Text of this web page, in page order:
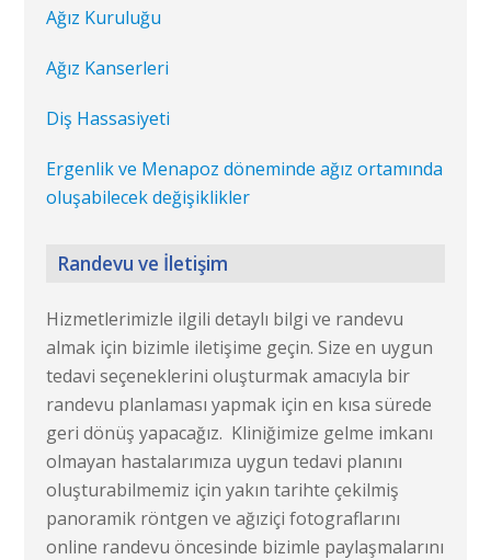
Ağız Kuruluğu
Ağız Kanserleri
Diş Hassasiyeti
Ergenlik ve Menapoz döneminde ağız ortamında
oluşabilecek değişiklikler
Randevu ve İletişim
Hizmetlerimizle ilgili detaylı bilgi ve randevu
almak için bizimle iletişime geçin. Size en uygun
tedavi seçeneklerini oluşturmak amacıyla bir
randevu planlaması yapmak için en kısa sürede
geri dönüş yapacağız. Kliniğimize gelme imkanı
olmayan hastalarımıza uygun tedavi planını
oluşturabilmemiz için yakın tarihte çekilmiş
panoramik röntgen ve ağıziçi fotograflarını
online randevu öncesinde bizimle paylaşmalarını